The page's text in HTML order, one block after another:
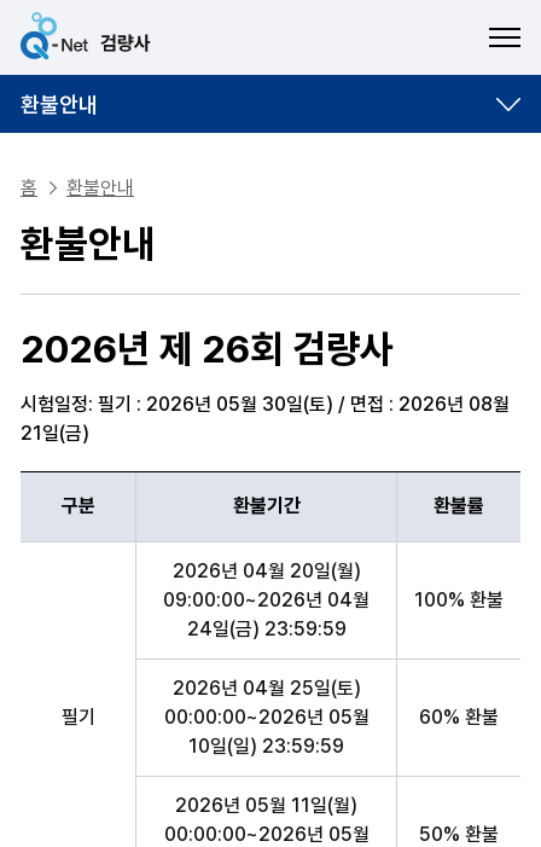
환불안내
홈 환불안내
환불안내
2026년 제 26회 검량사
시험일정: 필기 : 2026년 05월 30일(토) / 면접 : 2026년 08월
21일(금)
구분 환불기간 환불률
필기
2026년 04월 20일(월)
09:00:00~2026년 04월
24일(금) 23:59:59
100% 환불
2026년 04월 25일(토)
00:00:00~2026년 05월
10일(일) 23:59:59
60% 환불
2026년 05월 11일(월)
00:00:00~2026년 05월
50% 환불